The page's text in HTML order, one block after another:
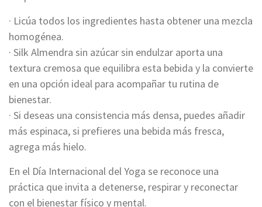
· Licúa todos los ingredientes hasta obtener una mezcla
homogénea.
· Silk Almendra sin azúcar sin endulzar aporta una
textura cremosa que equilibra esta bebida y la convierte
en una opción ideal para acompañar tu rutina de
bienestar.
· Si deseas una consistencia más densa, puedes añadir
más espinaca, si prefieres una bebida más fresca,
agrega más hielo.
En el Día Internacional del Yoga se reconoce una
práctica que invita a detenerse, respirar y reconectar
con el bienestar físico y mental.